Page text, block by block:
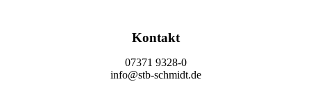
Kontakt
07371 9328-0
info@stb-schmidt.de